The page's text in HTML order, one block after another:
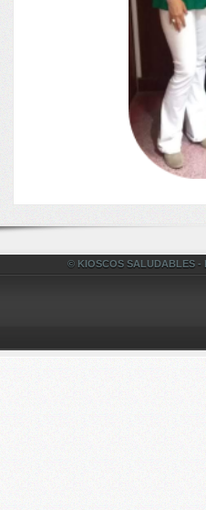
© KIOSCOS SALUDABLES